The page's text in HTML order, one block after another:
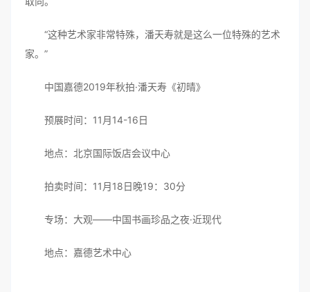
“这种艺术家非常特殊，潘天寿就是这么一位特殊的艺术
家。”
中国嘉德2019年秋拍·潘天寿《初晴》
预展时间：11月14-16日
地点：北京国际饭店会议中心
拍卖时间：11月18日晚19：30分
专场：大观——中国书画珍品之夜·近现代
地点：嘉德艺术中心